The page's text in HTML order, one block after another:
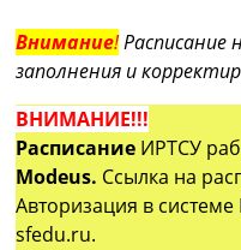
Внимание!Расписание
заполнения и
ВНИМАНИЕ!!!
Расписание ИРТСУ
Modeus. Ссылка на
Авторизация в
sfedu.ru.